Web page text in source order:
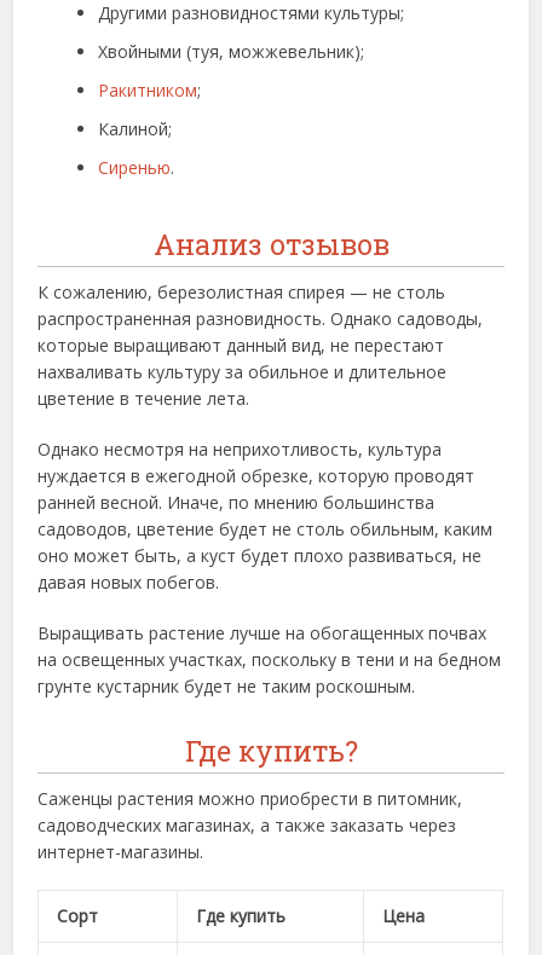
Другими разновидностями культуры;
Хвойными (туя, можжевельник);
Ракитником;
Калиной;
Сиренью.
Анализ отзывов
К сожалению, березолистная спирея — не столь
распространенная разновидность. Однако садоводы,
которые выращивают данный вид, не перестают
нахваливать культуру за обильное и длительное
цветение в течение лета.
Однако несмотря на неприхотливость, культура
нуждается в ежегодной обрезке, которую проводят
ранней весной. Иначе, по мнению большинства
садоводов, цветение будет не столь обильным, каким
оно может быть, а куст будет плохо развиваться, не
давая новых побегов.
Выращивать растение лучше на обогащенных почвах
на освещенных участках, поскольку в тени и на бедном
грунте кустарник будет не таким роскошным.
Где купить?
Саженцы растения можно приобрести в питомник,
садоводческих магазинах, а также заказать через
интернет-магазины.
Сорт Где купить Цена